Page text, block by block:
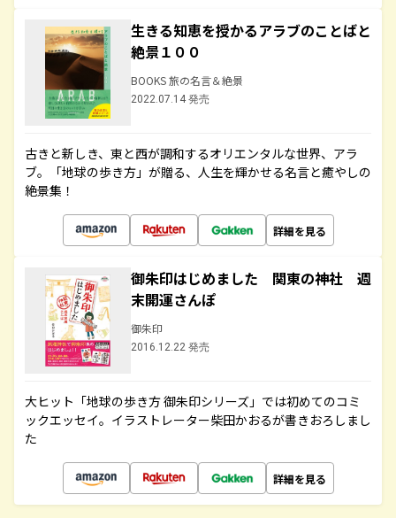
生きる知恵を授かるアラブのことばと
絶景１００
BOOKS 旅の名言＆絶景
2022.07.14 発売
古きと新しき、東と西が調和するオリエンタルな世界、アラ
ブ。「地球の歩き方」が贈る、人生を輝かせる名言と癒やしの
絶景集！
詳細を見る
御朱印はじめました 関東の神社 週
末開運さんぽ
御朱印
2016.12.22 発売
大ヒット「地球の歩き方 御朱印シリーズ」では初めてのコミ
ックエッセイ。イラストレーター柴田かおるが書きおろしまし
た
詳細を見る